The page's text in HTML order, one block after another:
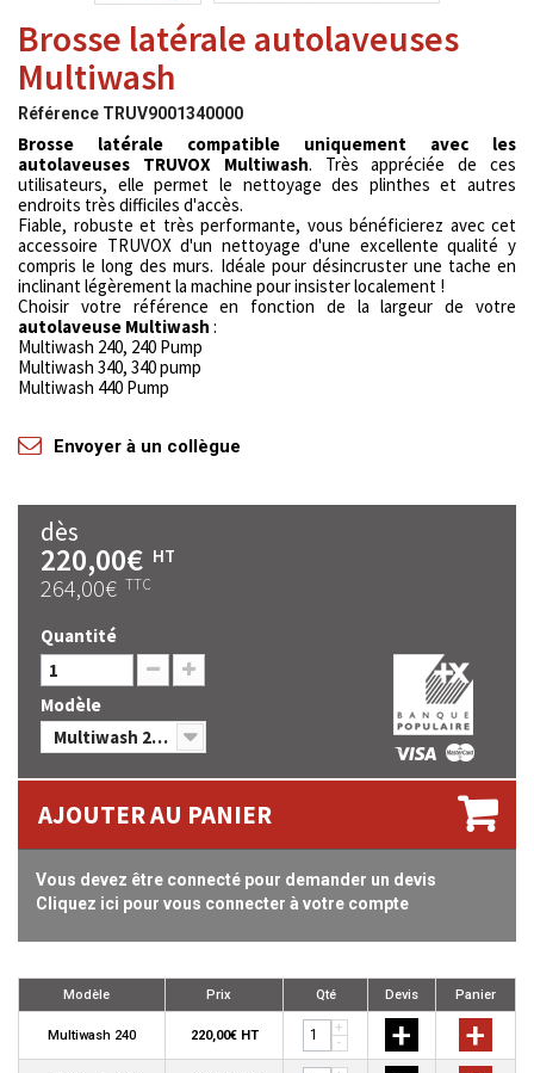
Brosse latérale autolaveuses
Multiwash
Référence TRUV9001340000
Brosse latérale compatible uniquement avec les
autolaveuses TRUVOX Multiwash. Très appréciée de ces
utilisateurs, elle permet le nettoyage des plinthes et autres
endroits très difficiles d'accès.
Fiable, robuste et très performante, vous bénéficierez avec cet
accessoire TRUVOX d'un nettoyage d'une excellente qualité y
compris le long des murs. Idéale pour désincruster une tache en
inclinant légèrement la machine pour insister localement !
Choisir votre référence en fonction de la largeur de votre
autolaveuse Multiwash :
Multiwash 240, 240 Pump
Multiwash 340, 340 pump
Multiwash 440 Pump
Envoyer à un collègue
dès
220,00€ HT
264,00€ TTC
Quantité
Modèle
Multiwash 240
AJOUTER AU PANIER
Vous devez être connecté pour demander un devis
Cliquez ici pour vous connecter à votre compte
Modèle Prix Qté Devis Panier
Multiwash 240 220,00€ HT
+
-
+ +